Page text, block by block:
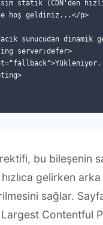
statik (CDN'den
hoş geldiniz...</p>
sunucudan dinamik
server:defer>
bu bileşenin
gelirken
sağlar.
Contentful